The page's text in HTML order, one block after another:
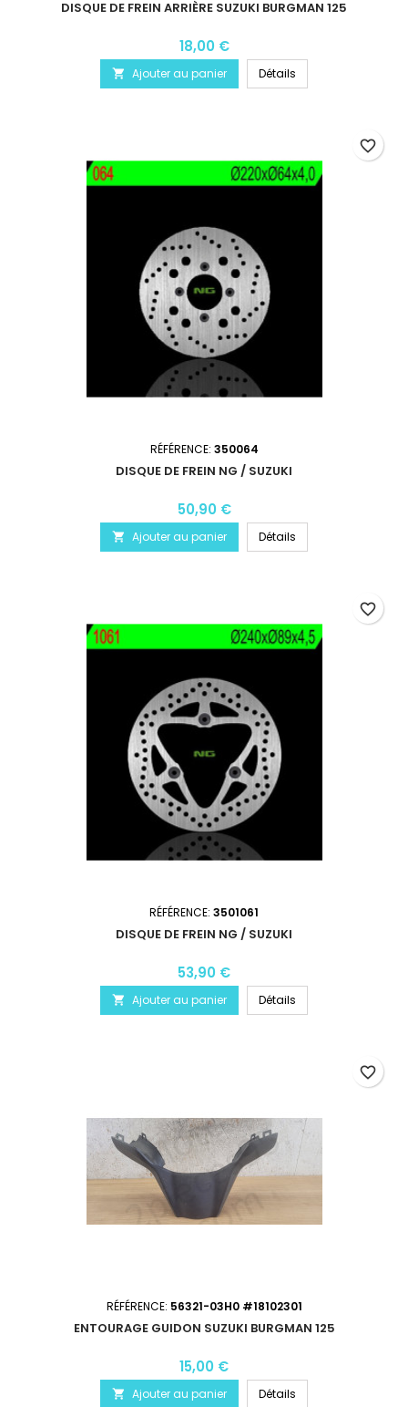
DISQUE DE FREIN ARRIÈRE SUZUKI BURGMAN 125
18,00 €
 Ajouter au panier Détails
RÉFÉRENCE: 350064
DISQUE DE FREIN NG / SUZUKI
50,90 €
 Ajouter au panier Détails
favorite_border
RÉFÉRENCE: 3501061
DISQUE DE FREIN NG / SUZUKI
53,90 €
 Ajouter au panier Détails
favorite_border
RÉFÉRENCE: 56321-03H0 #18102301
ENTOURAGE GUIDON SUZUKI BURGMAN 125
15,00 €
 Ajouter au panier Détails
favorite_border